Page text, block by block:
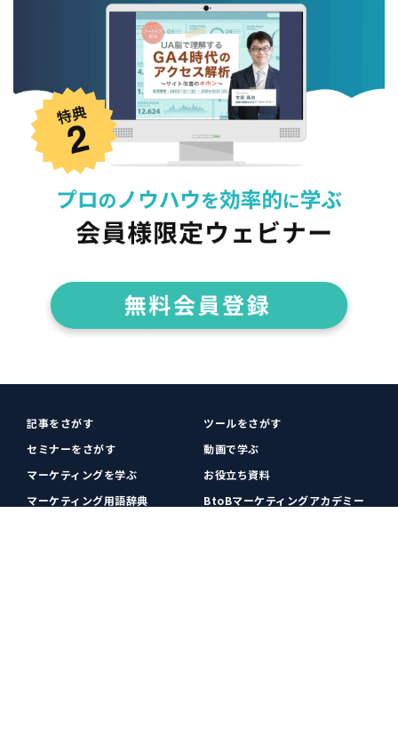
記事をさがす
ツールをさがす
セミナーをさがす
動画で学ぶ
マーケティングを学ぶ
お役立ち資料
マーケティング用語辞典
BtoBマーケティングアカデミー